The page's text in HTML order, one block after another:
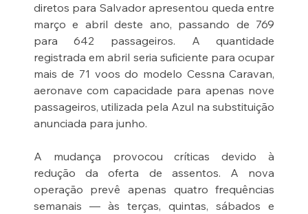
diretos para Salvador apresentou queda entre
março e abril deste ano, passando de 769
para 642 passageiros. A quantidade
registrada em abril seria suficiente para ocupar
mais de 71 voos do modelo Cessna Caravan,
aeronave com capacidade para apenas nove
passageiros, utilizada pela Azul na substituição
anunciada para junho.
A mudança provocou críticas devido à
redução da oferta de assentos. A nova
operação prevê apenas quatro frequências
semanais — às terças, quintas, sábados e